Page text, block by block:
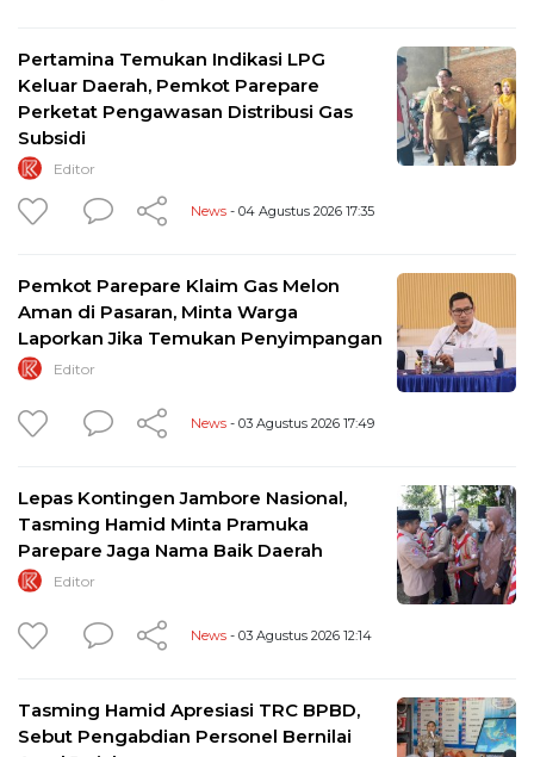
Pertamina Temukan Indikasi LPG
Keluar Daerah, Pemkot Parepare
Perketat Pengawasan Distribusi Gas
Subsidi
Editor
News - 04 Agustus 2026 17:35
Pemkot Parepare Klaim Gas Melon
Aman di Pasaran, Minta Warga
Laporkan Jika Temukan Penyimpangan
Editor
News - 03 Agustus 2026 17:49
Lepas Kontingen Jambore Nasional,
Tasming Hamid Minta Pramuka
Parepare Jaga Nama Baik Daerah
Editor
News - 03 Agustus 2026 12:14
Tasming Hamid Apresiasi TRC BPBD,
Sebut Pengabdian Personel Bernilai